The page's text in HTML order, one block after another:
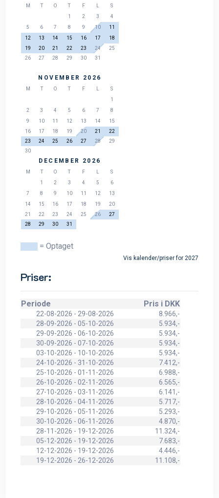
M T O T F
S
1
2 3
4
5
6 7 8 9 10
11
12
13 14 15 16 17
18
19
20 21 22 23 24
25
26
27 28 29 30 31
NOVEMBER 2026
M T O T F
S
1
2
3 4 5 6 7
8
9
10 11 12 13 14
15
16
17 18 19 20 21
22
23
24 25 26 27 28
29
30
DECEMBER 2026
M T O T F
S
1
2 3 4 5
6
7
8 9 10 11 12
13
14
15 16 17 18 19
20
21
22 23 24 25 26
27
28
29 30 31
= Optaget
Vis kalender/priser for 2027
Priser:
Periode Pris i DKK
22-08-2026 - 29-08-2026
8.966,-
28-09-2026 - 05-10-2026
5.934,-
29-09-2026 - 06-10-2026
5.934,-
30-09-2026 - 07-10-2026
5.934,-
03-10-2026 - 10-10-2026
5.934,-
24-10-2026 - 31-10-2026
7.412,-
25-10-2026 - 01-11-2026
6.988,-
26-10-2026 - 02-11-2026
6.565,-
27-10-2026 - 03-11-2026
6.141,-
28-10-2026 - 04-11-2026
5.717,-
29-10-2026 - 05-11-2026
5.293,-
30-10-2026 - 06-11-2026
4.870,-
28-11-2026 - 19-12-2026
11.324,-
05-12-2026 - 19-12-2026
7.683,-
12-12-2026 - 19-12-2026
4.446,-
19-12-2026 - 26-12-2026
11.108,-